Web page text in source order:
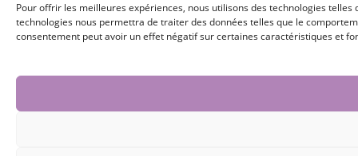
Pour offrir les meilleures expériences, nous utilisons des technologies
technologies nous permettra de traiter des données telles que le
consentement peut avoir un effet négatif sur certaines caractéristiques et